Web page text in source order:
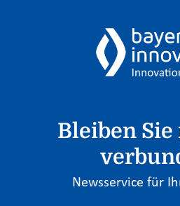
Bleiben
Newsservice für